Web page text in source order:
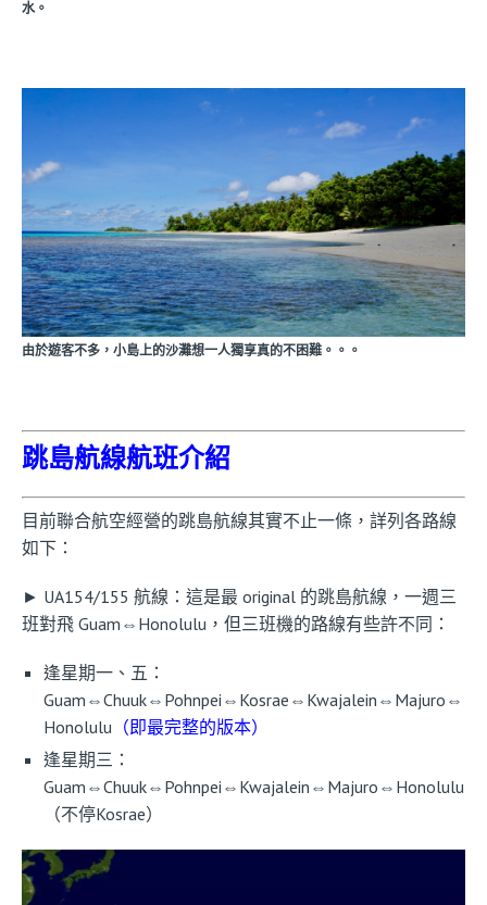
水。
由於遊客不多，小島上的沙灘想一人獨享真的不困難。。。
跳島航線航班介紹
目前聯合航空經營的跳島航線其實不止一條，詳列各路線
如下：
► UA154/155 航線：這是最 original 的跳島航線，一週三
班對飛 Guam⇔Honolulu，但三班機的路線有些許不同：
逢星期一、五：
Guam⇔Chuuk⇔Pohnpei⇔Kosrae⇔Kwajalein⇔Majuro⇔
Honolulu （即最完整的版本）
逢星期三：
Guam⇔Chuuk⇔Pohnpei⇔Kwajalein⇔Majuro⇔Honolulu
（不停Kosrae）